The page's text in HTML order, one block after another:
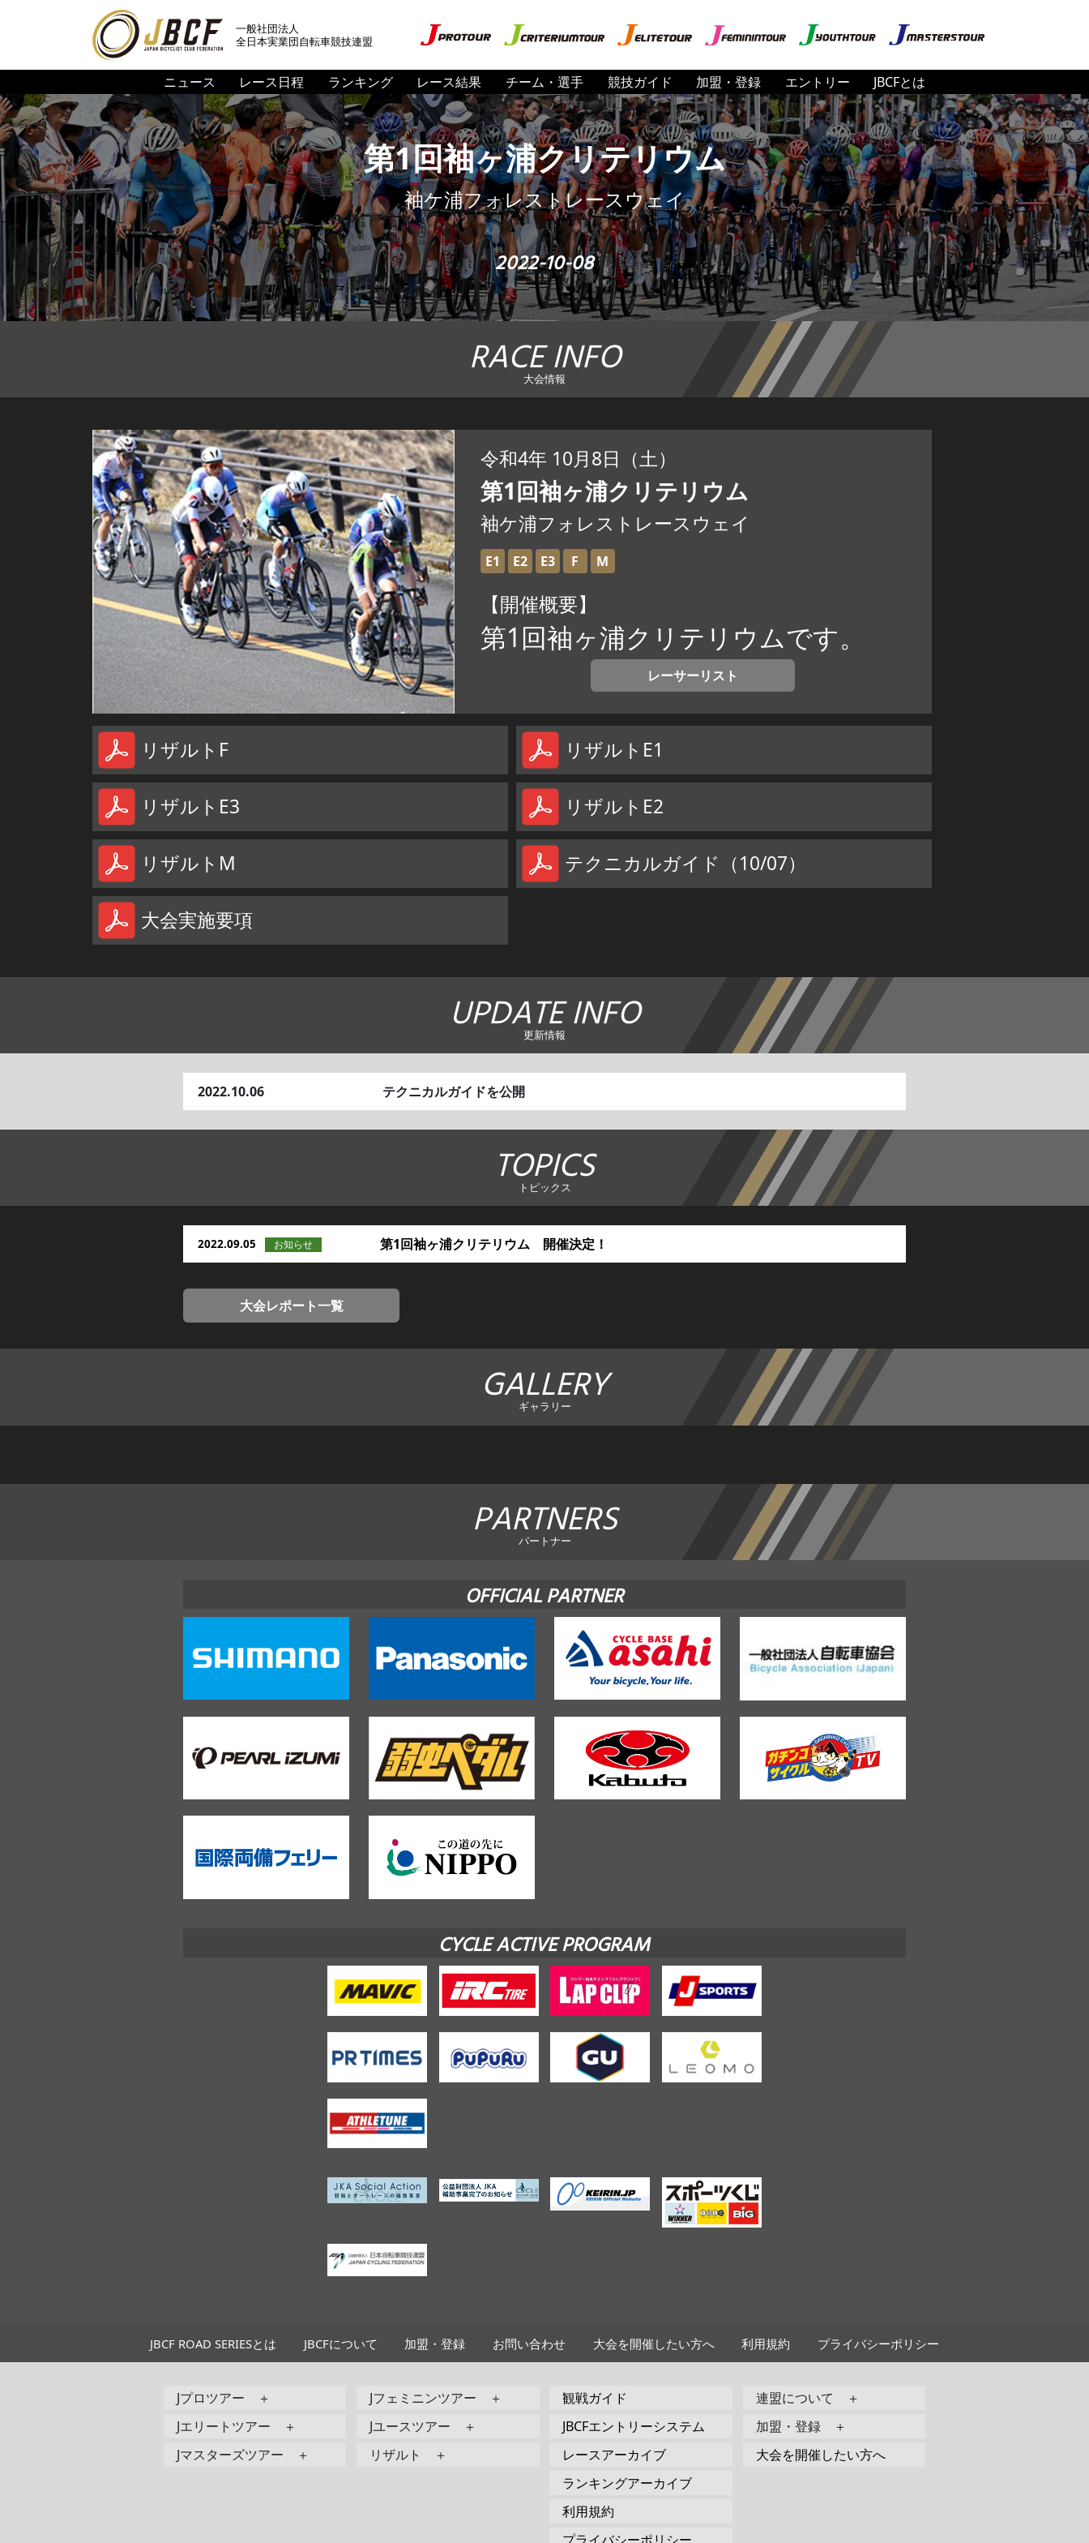
一般社団法人
全日本実業団自転車競技連盟
ニュース レース日程 ランキング レース結果 チーム・選手 競技ガイド 加盟・登録 エントリー JBCFとは
第1回袖ヶ浦クリテリウム
袖ケ浦フォレストレースウェイ
2022-10-08
RACE INFO
大会情報
令和4年 10月8日（土）
第1回袖ヶ浦クリテリウム
袖ケ浦フォレストレースウェイ
E1 E2 E3 F M
【開催概要】
第1回袖ヶ浦クリテリウムです。
レーサーリスト
リザルトF リザルトE1
リザルトE3 リザルトE2
リザルトM テクニカルガイド（10/07）
大会実施要項
UPDATE INFO
更新情報
2022.10.06 テクニカルガイドを公開
TOPICS
トピックス
2022.09.05 第1回袖ヶ浦クリテリウム 開催決定！
大会レポート一覧
GALLERY
ギャラリー
PARTNERS
パートナー
OFFICIAL PARTNER
CYCLE ACTIVE PROGRAM
JBCF ROAD SERIESとは JBCFについて 加盟・登録 お問い合わせ 大会を開催したい方へ 利用規約 プライバシーポリシー
Jプロツアー ＋
Jエリートツアー ＋
Jマスターズツアー ＋
Jフェミニンツアー ＋
Jユースツアー ＋
リザルト ＋
観戦ガイド
JBCFエントリーシステム
レースアーカイブ
ランキングアーカイブ
利用規約
連盟について ＋
加盟・登録 ＋
大会を開催したい方へ